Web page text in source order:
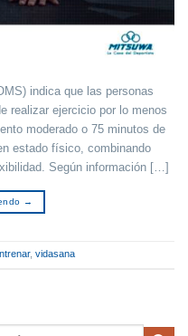
indica que las personas
realizar ejercicio por lo menos
moderado o 75 minutos de
estado físico, combinando
Según información […]
→
, vidasana